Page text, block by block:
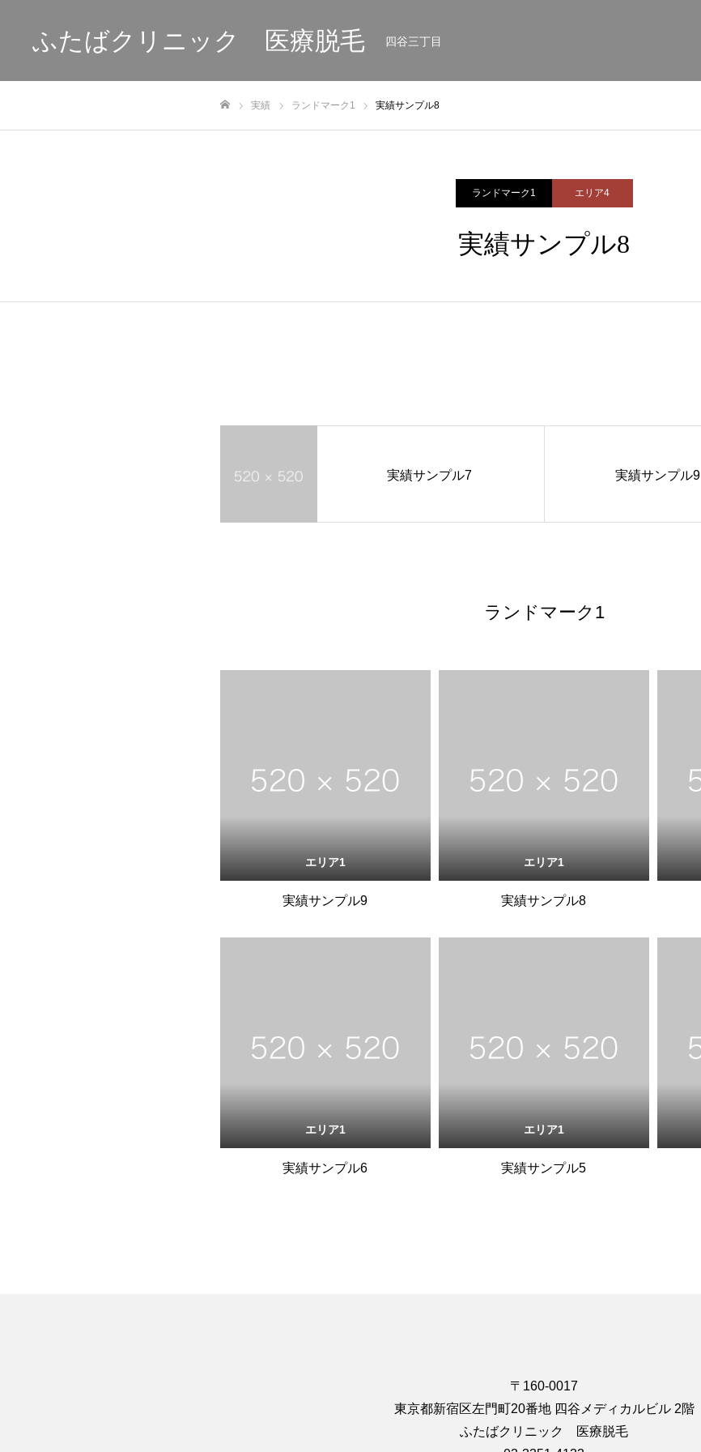
ふたばクリニック 医療脱毛 四谷三丁目
実績 ランドマーク1 実績サンプル8
ランドマーク1 エリア4
実績サンプル8
実績サンプル7 実績サンプル9
ランドマーク1
エリア1
実績サンプル9
エリア1
実績サンプル8
エリア1
実績サンプル6
エリア1
実績サンプル5
〒160-0017
東京都新宿区左門町20番地 四谷メディカルビル 2階
ふたばクリニック 医療脱毛